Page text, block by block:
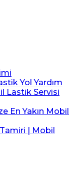
Yol Yardım
Lastik Servisi
En Yakın Mobil
| Mobil